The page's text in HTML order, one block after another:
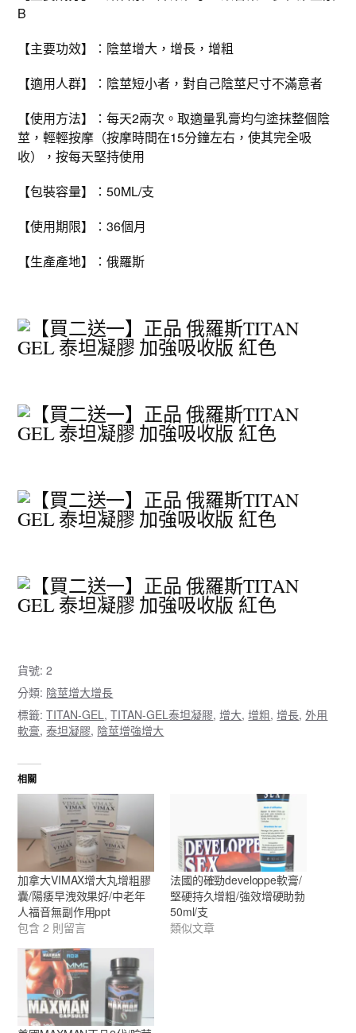
B
【主要功效】：陰莖增大，增長，增粗
【適用人群】：陰莖短小者，對自己陰莖尺寸不滿意者
【使用方法】：每天2兩次。取適量乳膏均勻塗抹整個陰
莖，輕輕按摩（按摩時間在15分鐘左右，使其完全吸
收），按每天堅持使用
【包裝容量】：50ML/支
【使用期限】：36個月
【生產產地】：俄羅斯
貨號:2
分類: 陰莖增大增長
標籤:TITAN-GEL ,TITAN-GEL泰坦凝膠,增大,增粗,增長,外用
軟膏,泰坦凝膠, 陰莖增強增大
相關
加拿大VIMAX增大丸增粗膠
囊/陽痿早洩效果好/中老年
人福音無副作用ppt
包含 2 則留言
法國的確勁developpe軟膏/
堅硬持久增粗/強效增硬助勃
50ml/支
類似文章